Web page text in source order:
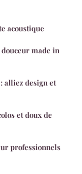
acoustique
made in
alliez design et
et doux de
professionnels